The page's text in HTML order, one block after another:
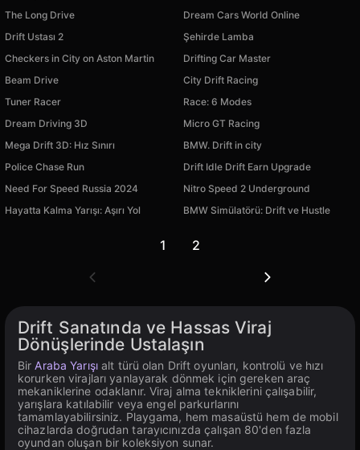
The Long Drive
Dream Cars World Online
Drift Ustası 2
Şehirde Lamba
Checkers in City on Aston Martin
Drifting Car Master
Beam Drive
City Drift Racing
Tuner Racer
Race: 6 Modes
Dream Driving 3D
Micro GT Racing
Mega Drift 3D: Hız Sınırı
BMW. Drift in city
Police Chase Run
Drift Idle Drift Earn Upgrade
Need For Speed Russia 2024
Nitro Speed 2 Underground
Hayatta Kalma Yarışı: Aşırı Yol
BMW Simülatörü: Drift ve Hustle
1 2
Drift Sanatında ve Hassas Viraj
Dönüşlerinde Ustalaşın
BirAraba Yarışıalt türü olan Drift oyunları, kontrolü ve hızı
korurken virajları yanlayarak dönmek için gereken araç
mekaniklerine odaklanır. Viraj alma tekniklerini çalışabilir,
yarışlara katılabilir veya engel parkurlarını
tamamlayabilirsiniz. Playgama, hem masaüstü hem de mobil
cihazlarda doğrudan tarayıcınızda çalışan 80'den fazla
oyundan oluşan bir koleksiyon sunar.